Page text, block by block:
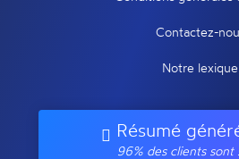
Contactez-
Notre lexique
Résumé
96% des clients sont